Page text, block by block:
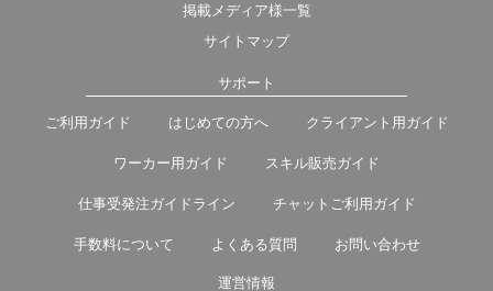
掲載メディア様一覧
サイトマップ
サポート
ご利用ガイド はじめての方へ クライアント用ガイド
ワーカー用ガイド スキル販売ガイド
仕事受発注ガイドライン チャットご利用ガイド
手数料について よくある質問 お問い合わせ
運営情報